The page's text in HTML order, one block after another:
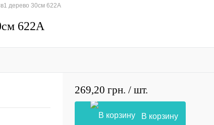
дерево 30см 622А
622А
269,20 грн. / шт.
В корзину